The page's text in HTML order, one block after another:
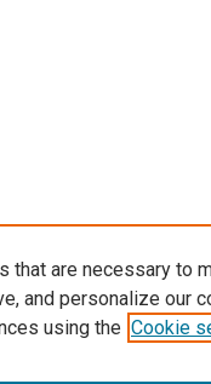
that are necessary to
and personalize our
using the Cookie